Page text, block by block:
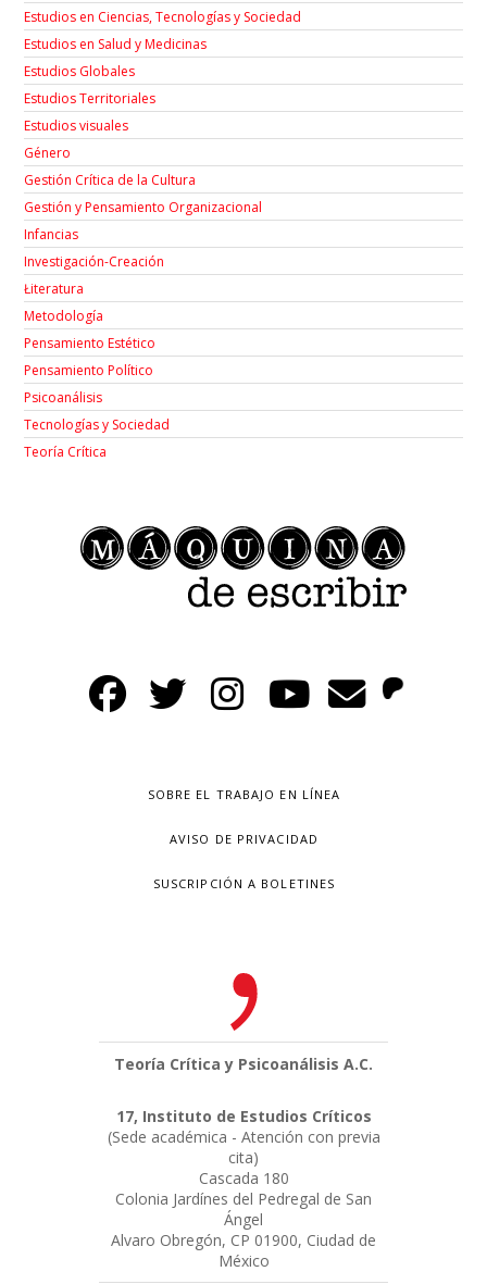
Estudios en Ciencias, Tecnologías y Sociedad
Estudios en Salud y Medicinas
Estudios Globales
Estudios Territoriales
Estudios visuales
Género
Gestión Crítica de la Cultura
Gestión y Pensamiento Organizacional
Infancias
Investigación-Creación
Łiteratura
Metodología
Pensamiento Estético
Pensamiento Político
Psicoanálisis
Tecnologías y Sociedad
Teoría Crítica
SOBRE EL TRABAJO EN LÍNEA
AVISO DE PRIVACIDAD
SUSCRIPCIÓN A BOLETINES
Teoría Crítica y Psicoanálisis A.C.
17, Instituto de Estudios Críticos
(Sede académica - Atención con previa
cita)
Cascada 180
Colonia Jardínes del Pedregal de San
Ángel
Alvaro Obregón, CP 01900, Ciudad de
México